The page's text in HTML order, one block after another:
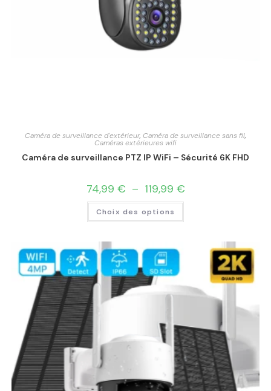
Caméra de surveillance d'extérieur, Caméra de surveillance sans fil,
Caméras extérieures wifi
Caméra de surveillance PTZ IP WiFi – Sécurité 6K FHD
74,99 € – 119,99 €
Choix des options